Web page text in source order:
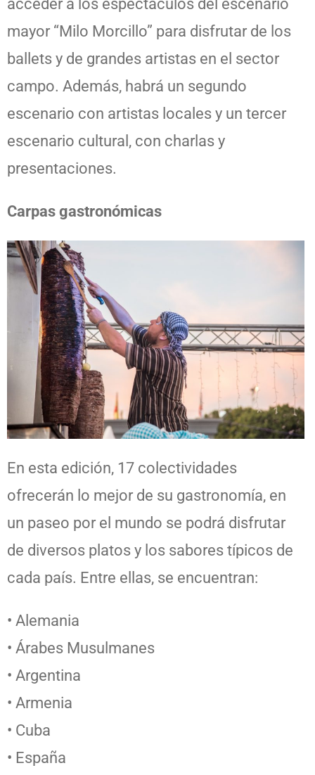
acceder a los espectáculos del escenario
mayor “Milo Morcillo” para disfrutar de los
ballets y de grandes artistas en el sector
campo. Además, habrá un segundo
escenario con artistas locales y un tercer
escenario cultural, con charlas y
presentaciones.
Carpas gastronómicas
En esta edición, 17 colectividades
ofrecerán lo mejor de su gastronomía, en
un paseo por el mundo se podrá disfrutar
de diversos platos y los sabores típicos de
cada país. Entre ellas, se encuentran:
• Alemania
• Árabes Musulmanes
• Argentina
• Armenia
• Cuba
• España